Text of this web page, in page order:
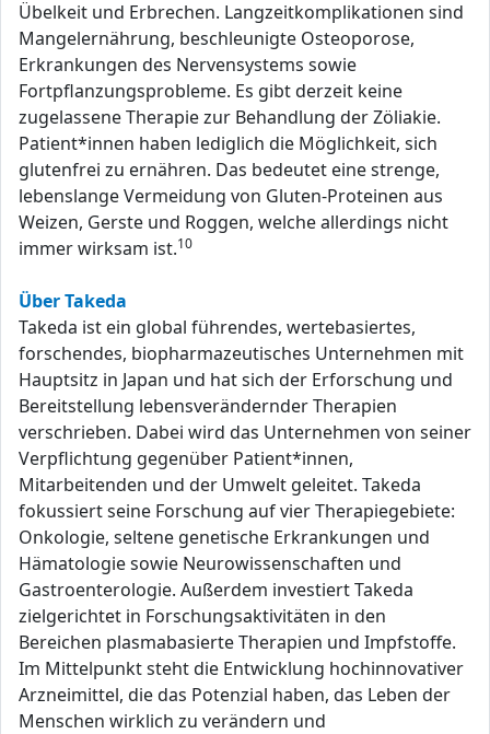
Übelkeit und Erbrechen. Langzeitkomplikationen sind
Mangelernährung, beschleunigte Osteoporose,
Erkrankungen des Nervensystems sowie
Fortpflanzungsprobleme. Es gibt derzeit keine
zugelassene Therapie zur Behandlung der Zöliakie.
Patient*innen haben lediglich die Möglichkeit, sich
glutenfrei zu ernähren. Das bedeutet eine strenge,
lebenslange Vermeidung von Gluten-Proteinen aus
Weizen, Gerste und Roggen, welche allerdings nicht
immer wirksam ist.10
Über Takeda
Takeda ist ein global führendes, wertebasiertes,
forschendes, biopharmazeutisches Unternehmen mit
Hauptsitz in Japan und hat sich der Erforschung und
Bereitstellung lebensverändernder Therapien
verschrieben. Dabei wird das Unternehmen von seiner
Verpflichtung gegenüber Patient*innen,
Mitarbeitenden und der Umwelt geleitet. Takeda
fokussiert seine Forschung auf vier Therapiegebiete:
Onkologie, seltene genetische Erkrankungen und
Hämatologie sowie Neurowissenschaften und
Gastroenterologie. Außerdem investiert Takeda
zielgerichtet in Forschungsaktivitäten in den
Bereichen plasmabasierte Therapien und Impfstoffe.
Im Mittelpunkt steht die Entwicklung hochinnovativer
Arzneimittel, die das Potenzial haben, das Leben der
Menschen wirklich zu verändern und